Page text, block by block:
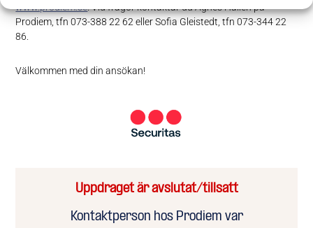
www.prodiem.se. Vid frågor kontaktar du Agnes Hallén på
Prodiem, tfn 073-388 22 62 eller Sofia Gleistedt, tfn 073-344 22
86.
Välkommen med din ansökan!
Uppdraget är avslutat/tillsatt
Kontaktperson hos Prodiem var